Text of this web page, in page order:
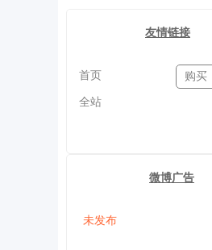
友情链接
首页 购买
全站
微博广告
未发布